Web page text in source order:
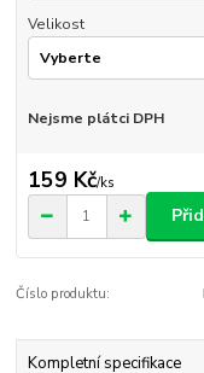
Velikost
Nejsme plátci DPH
159 Kč/ks
Číslo produktu:
Kompletní specifikace